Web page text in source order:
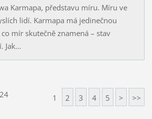
Karmapa, představu míru. Míru ve
lidí. Karmapa má jedinečnou
mír skutečně znamená – stav
Jak...
1 2 3 4 5 > >>